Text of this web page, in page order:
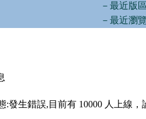
－最近版
－最近瀏
:發生錯誤,目前有 10000 人上線